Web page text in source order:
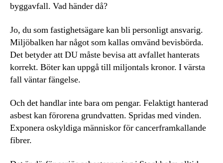
byggavfall. Vad händer då?
Jo, du som fastighetsägare kan bli personligt ansvarig.
Miljöbalken har något som kallas omvänd bevisbörda.
Det betyder att DU måste bevisa att avfallet hanterats
korrekt. Böter kan uppgå till miljontals kronor. I värsta
fall väntar fängelse.
Och det handlar inte bara om pengar. Felaktigt hanterad
asbest kan förorena grundvatten. Spridas med vinden.
Exponera oskyldiga människor för cancerframkallande
fibrer.